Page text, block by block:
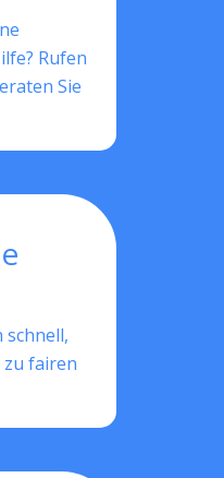
Rufen
Sie
fairen